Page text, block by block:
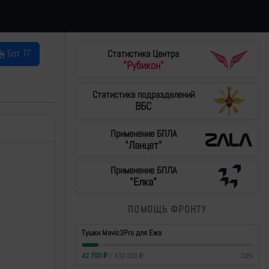
Бот ТГ
Статистика Центра
"Рубикон"
Статистика подразделений
ВБС
Применение БПЛА
"Ланцет"
Применение БПЛА
"Елка"
ПОМОЩЬ ФРОНТУ
Тушки Mavic3Pro для Ежа
42 700₽/ 430 000 ₽ 10%